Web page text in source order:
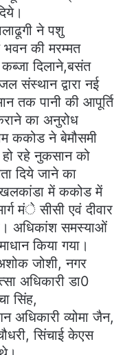
ने पशु
भवन की मरम्मत
दिलाने,बसंत
संस्थान द्वारा नई
तक पानी की आपूर्ति
का अनुरोध
ककोड ने बेमौसमी
रहे नुकसान को
दिये जाने का
में ककोड में
मंे सीसी एवं दीवार
अधिकांश समस्याओं
किया गया।
जोशी, नगर
अधिकारी डा0
सिंह,
अधिकारी व्योमा जैन,
सिंचाई केएस